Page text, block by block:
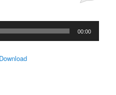
00:00
Download